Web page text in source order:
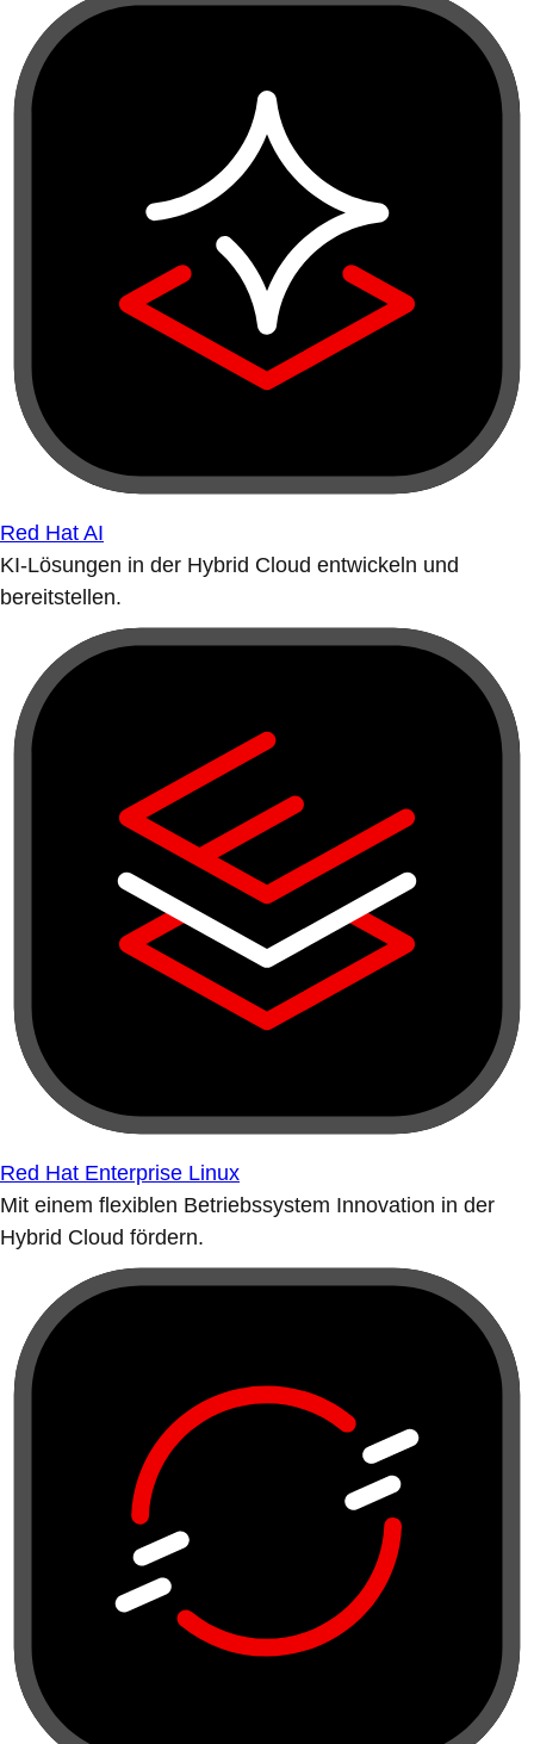
Red Hat AI
KI-Lösungen in der Hybrid Cloud entwickeln und
bereitstellen.
Red Hat Enterprise Linux
Mit einem flexiblen Betriebssystem Innovation in der
Hybrid Cloud fördern.